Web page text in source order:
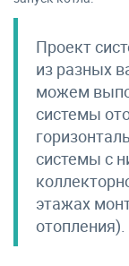
Проект
из разных
можем
системы
системы с
этажах
отопления).